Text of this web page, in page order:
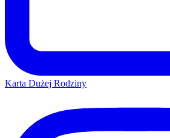
Karta Dużej Rodziny